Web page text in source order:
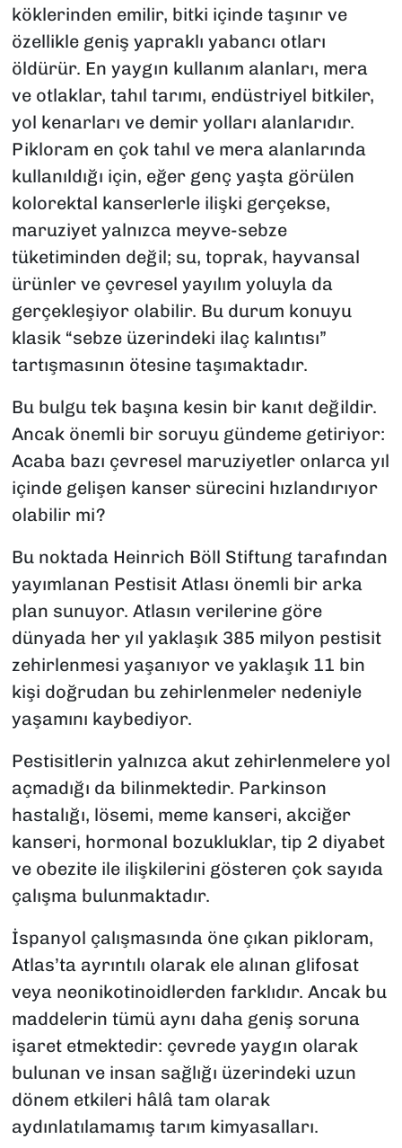
köklerinden emilir, bitki içinde taşınır ve
özellikle geniş yapraklı yabancı otları
öldürür. En yaygın kullanım alanları, mera
ve otlaklar, tahıl tarımı, endüstriyel bitkiler,
yol kenarları ve demir yolları alanlarıdır.
Pikloram en çok tahıl ve mera alanlarında
kullanıldığı için, eğer genç yaşta görülen
kolorektal kanserlerle ilişki gerçekse,
maruziyet yalnızca meyve-sebze
tüketiminden değil; su, toprak, hayvansal
ürünler ve çevresel yayılım yoluyla da
gerçekleşiyor olabilir. Bu durum konuyu
klasik “sebze üzerindeki ilaç kalıntısı”
tartışmasının ötesine taşımaktadır.
Bu bulgu tek başına kesin bir kanıt değildir.
Ancak önemli bir soruyu gündeme getiriyor:
Acaba bazı çevresel maruziyetler onlarca yıl
içinde gelişen kanser sürecini hızlandırıyor
olabilir mi?
Bu noktada Heinrich Böll Stiftung tarafından
yayımlanan Pestisit Atlası önemli bir arka
plan sunuyor. Atlasın verilerine göre
dünyada her yıl yaklaşık 385 milyon pestisit
zehirlenmesi yaşanıyor ve yaklaşık 11 bin
kişi doğrudan bu zehirlenmeler nedeniyle
yaşamını kaybediyor.
Pestisitlerin yalnızca akut zehirlenmelere yol
açmadığı da bilinmektedir. Parkinson
hastalığı, lösemi, meme kanseri, akciğer
kanseri, hormonal bozukluklar, tip 2 diyabet
ve obezite ile ilişkilerini gösteren çok sayıda
çalışma bulunmaktadır.
İspanyol çalışmasında öne çıkan pikloram,
Atlas’ta ayrıntılı olarak ele alınan glifosat
veya neonikotinoidlerden farklıdır. Ancak bu
maddelerin tümü aynı daha geniş soruna
işaret etmektedir: çevrede yaygın olarak
bulunan ve insan sağlığı üzerindeki uzun
dönem etkileri hâlâ tam olarak
aydınlatılamamış tarım kimyasalları.